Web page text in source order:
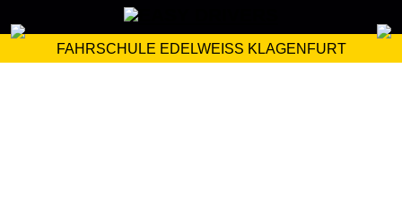
FAHRSCHULE EDELWEISS KLAGENFURT